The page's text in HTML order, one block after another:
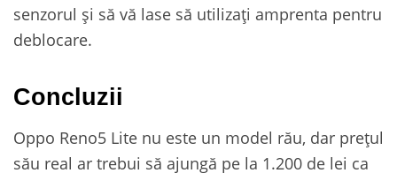
senzorul și să vă lase să utilizați amprenta pentru
deblocare.
Concluzii
Oppo Reno5 Lite nu este un model rău, dar prețul
său real ar trebui să ajungă pe la 1.200 de lei ca